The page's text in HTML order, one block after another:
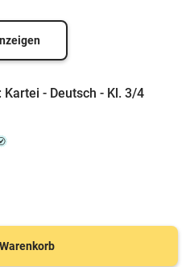
- Deutsch - Kl. 3/4